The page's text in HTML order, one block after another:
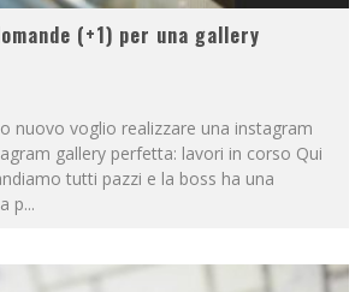
(+1) per una gallery
nuovo voglio realizzare una instagram
gallery perfetta: lavori in corso Qui
tutti pazzi e la boss ha una
p...